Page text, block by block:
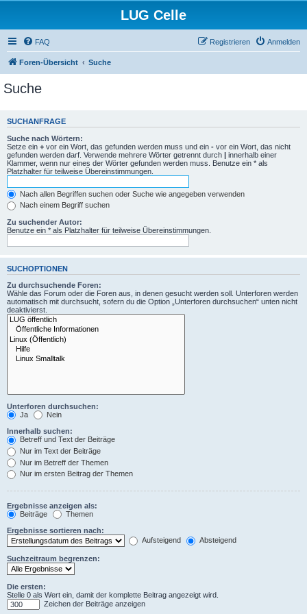
LUG Celle
FAQ Anmelden
Registrieren
Foren-Übersicht Suche
Suche
SUCHANFRAGE
Suche nach Wörtern:
Setze ein + vor ein Wort, das gefunden werden muss und ein - vor ein Wort, das nicht
gefunden werden darf. Verwende mehrere Wörter getrennt durch | innerhalb einer
Klammer, wenn nur eines der Wörter gefunden werden muss. Benutze ein * als
Platzhalter für teilweise Übereinstimmungen.
Nach allen Begriffen suchen oder Suche wie angegeben verwenden
Nach einem Begriff suchen
Zu suchender Autor:
Benutze ein * als Platzhalter für teilweise Übereinstimmungen.
SUCHOPTIONEN
Zu durchsuchende Foren:
Wähle das Forum oder die Foren aus, in denen gesucht werden soll. Unterforen werden
automatisch mit durchsucht, sofern du die Option „Unterforen durchsuchen“ unten nicht
deaktivierst.
Unterforen durchsuchen:
Ja
Nein
Innerhalb suchen:
Betreff und Text der Beiträge
Nur im Text der Beiträge
Nur im Betreff der Themen
Nur im ersten Beitrag der Themen
Ergebnisse anzeigen als:
Beiträge
Themen
Ergebnisse sortieren nach:
Aufsteigend
Absteigend
Suchzeitraum begrenzen:
Die ersten:
Stelle 0 als Wert ein, damit der komplette Beitrag angezeigt wird.
Zeichen der Beiträge anzeigen